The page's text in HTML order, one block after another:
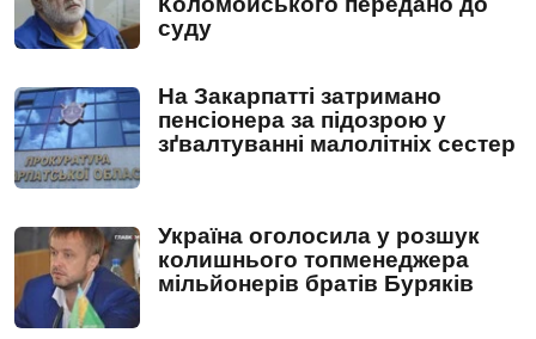
суду
На Закарпатті затримано
пенсіонера за підозрою у
зґвалтуванні малолітніх сестер
Україна оголосила у розшук
колишнього топменеджера
мільйонерів братів Буряків